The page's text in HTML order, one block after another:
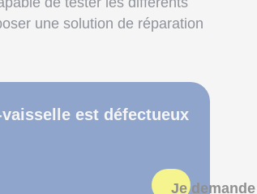
une solution de réparation
est défectueux
Je